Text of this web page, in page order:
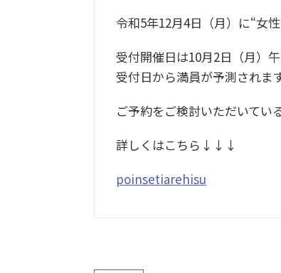
令和5年12月4日（月）に“女
受付開催日は10月2日（月）
受付日から満員が予測されます
ご予約をご検討いただいてい
詳しくはこちら↓↓↓
poinsetiarehisu